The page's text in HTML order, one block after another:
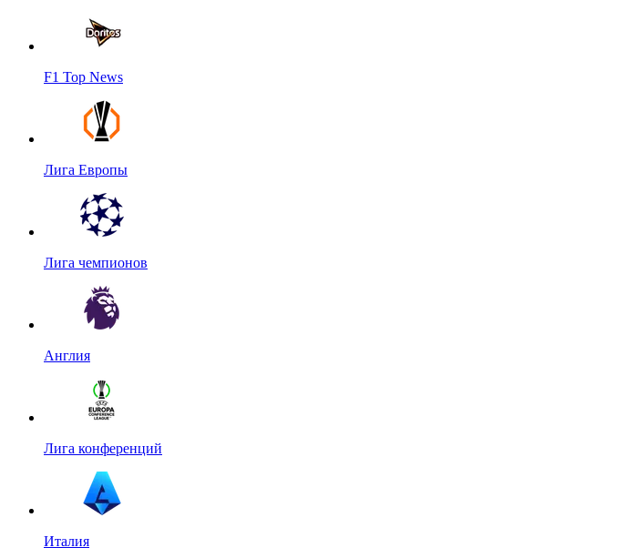
F1 Top News
Лига Европы
Лига чемпионов
Англия
Лига конференций
Италия